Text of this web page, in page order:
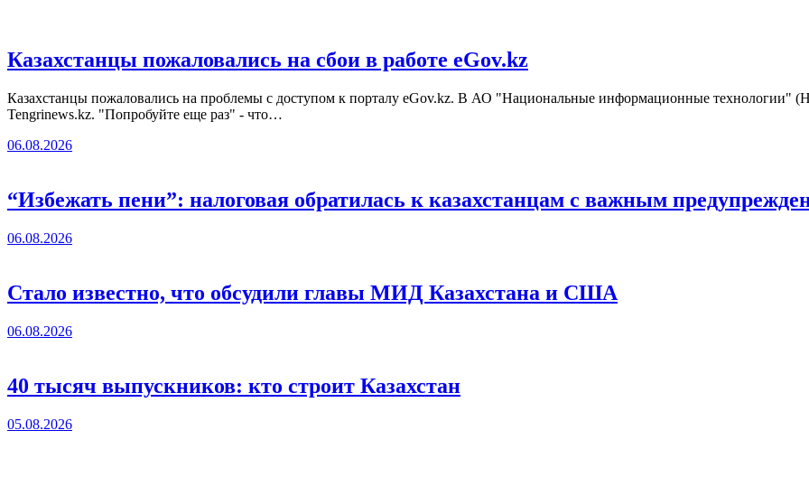
Казахстанцы пожаловались на сбои в работе eGov.kz
Казахстанцы пожаловались на проблемы с доступом к порталу eGov.kz. В АО "Национальные информационные технологии"
Tengrinews.kz. "Попробуйте еще раз" - что…
06.08.2026
“Избежать пени”: налоговая обратилась к казахстанцам с важным
06.08.2026
Стало известно, что обсудили главы МИД Казахстана и США
06.08.2026
40 тысяч выпускников: кто строит Казахстан
05.08.2026